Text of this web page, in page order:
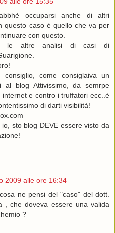
occuparsi anche di altri
questo caso è quello che va per
con questo.
le altre analisi di casi di
come consiglaiva un
al blog Attivissimo, da semrpe
e contro i truffatori ecc..é
di darti visibilità!
sto blog DEVE essere visto da
2009 alle ore 16:34
ne pensi del "caso" del dott.
, che doveva essere una valida
?